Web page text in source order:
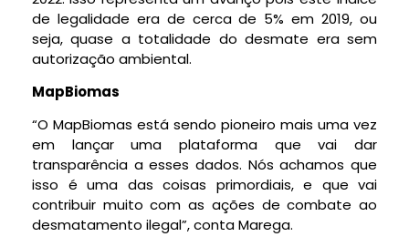
de legalidade era de cerca de 5% em 2019, ou
seja, quase a totalidade do desmate era sem
autorização ambiental.
MapBiomas
“O MapBiomas está sendo pioneiro mais uma vez
em lançar uma plataforma que vai dar
transparência a esses dados. Nós achamos que
isso é uma das coisas primordiais, e que vai
contribuir muito com as ações de combate ao
desmatamento ilegal”, conta Marega.